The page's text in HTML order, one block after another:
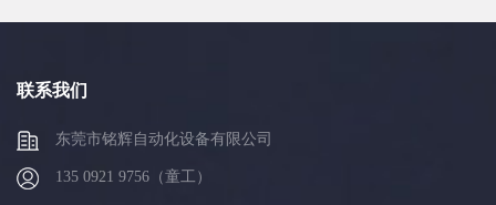
联系我们
东莞市铭辉自动化设备有限公司
135 0921 9756（童工）